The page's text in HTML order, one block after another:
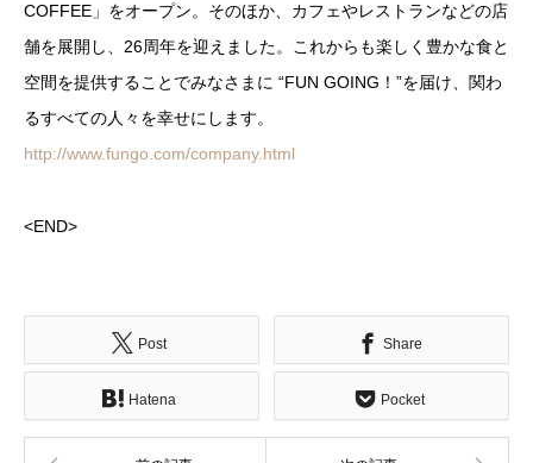
COFFEE」をオープン。そのほか、カフェやレストランなどの店
舗を展開し、26周年を迎えました。これからも楽しく豊かな食と
空間を提供することでみなさまに “FUN GOING！”を届け、関わ
るすべての人々を幸せにします。
http://www.fungo.com/company.html
<END>
Post Share
Hatena Pocket